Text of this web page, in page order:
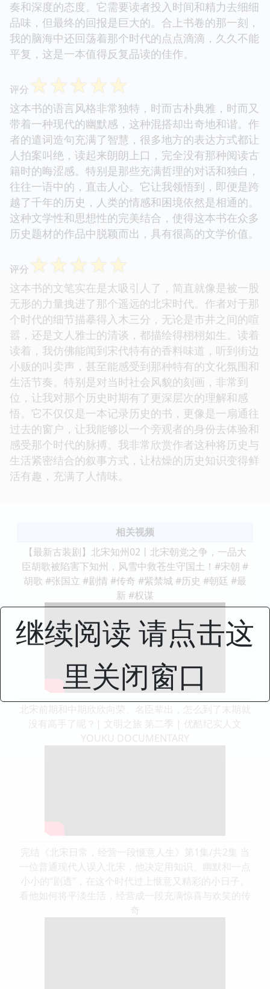
奏和深度的态度。它需要读者投入时间和精力去细细
品味，但最终的回报是巨大的。合上书卷的那一刻，
我的脑海中还回荡着那个时代的点点滴滴，久久不能
平复，这是一本值得反复品读的佳作。
评分 ☆☆☆☆☆
这本书的语言风格非常独特，时而古朴典雅，时而又
带着一种现代的幽默感，这种混搭却出奇地和谐。作
者的遣词造句充满了智慧，很多地方的表达方式都让
人拍案叫绝，读起来朗朗上口，完全没有那种阅读古
籍时的晦涩感。特别是那些充满哲理的对话和独白，
往往一语中的，直击人心。它让我领悟到，即便是跨
越了千年的历史，人类的情感和困境依然是相通的。
这种文学性和思想性的完美结合，使得这本书在众多
历史题材的作品中脱颖而出，具有很高的文学价值。
评分 ☆☆☆☆☆
这本书的文笔实在是太吸引人了，简直就像是被一股
无形的力量拽进了那个遥远的北宋时代。作者对于那
个时代的细节描摹得入木三分，无论是市井之间的喧
嚣，还是文人雅士的清谈，都描绘得栩栩如生。读着
读着，我仿佛能闻到宋代特有的香料味道，听到街边
小贩的叫卖声，甚至能感受到那种特有的文化氛围和
生活节奏。特别是对当时社会风貌的刻画，非常到
位，让我对那个历史时期有了更深层次的理解和感
悟。它不仅仅是一本记录历史的书，更像是一扇通往
过去的窗户，让我能够以一个旁观者的身份去体验和
感受那个时代的脉搏。我非常欣赏作者这种将历史与
生活紧密结合的叙事方式，让枯燥的历史知识变得鲜
活有趣，充满了人情味。
相关视频
【最新古装剧】北宋知州02丨北宋朝党之争，一品大
臣胡歌被陷害下知州，风雪中救苍生守国土！#宋朝 #
胡歌 #张国立 #剧情 #传奇 #紫禁城 #历史 #朝廷 #最
新 #权谋
北宋前期和中期欣欣向荣、名臣辈出，怎么到了末期就
没有高手了呢？| 文明之旅 第二季 | 优酷纪实人文
YOUKU DOCUMENTARY
完结《北宋日常，经营一段惬意人生》第1集/共2集 当
一位普通现代人误入北宋，他决定用知识、幽默和一点
小小的“剧透”，在这个时代过上惬意又精彩的小日子。
看他如何将平淡生活，经营成一段充满惊喜与欢笑的传
奇
继续阅读 请点击这
里关闭窗口